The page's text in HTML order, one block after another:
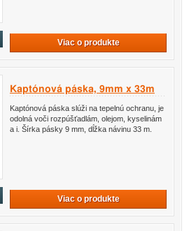
Viac o produkte
Kaptónová páska, 9mm x 33m
Kaptónová páska slúži na tepelnú ochranu, je
odolná voči rozpúšťadlám, olejom, kyselinám
a i. Šírka pásky 9 mm, dĺžka návinu 33 m.
Viac o produkte